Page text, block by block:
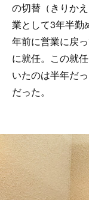
の切替（きりか
業として3年半勤
年前に営業に戻
に就任。この就
いたのは半年だ
だった。